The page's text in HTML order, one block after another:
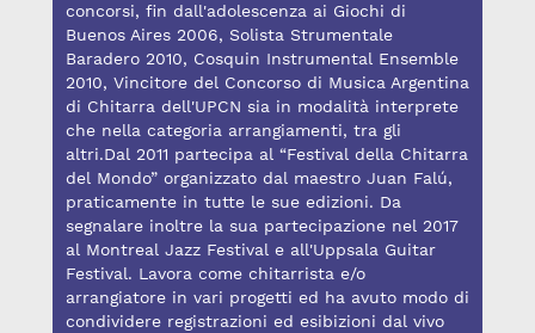
concorsi, fin dall'adolescenza ai Giochi di
Buenos Aires 2006, Solista Strumentale
Baradero 2010, Cosquin Instrumental Ensemble
2010, Vincitore del Concorso di Musica Argentina
di Chitarra dell'UPCN sia in modalità interprete
che nella categoria arrangiamenti, tra gli
altri.Dal 2011 partecipa al “Festival della Chitarra
del Mondo” organizzato dal maestro Juan Falú,
praticamente in tutte le sue edizioni. Da
segnalare inoltre la sua partecipazione nel 2017
al Montreal Jazz Festival e all'Uppsala Guitar
Festival. Lavora come chitarrista e/o
arrangiatore in vari progetti ed ha avuto modo di
condividere registrazioni ed esibizioni dal vivo